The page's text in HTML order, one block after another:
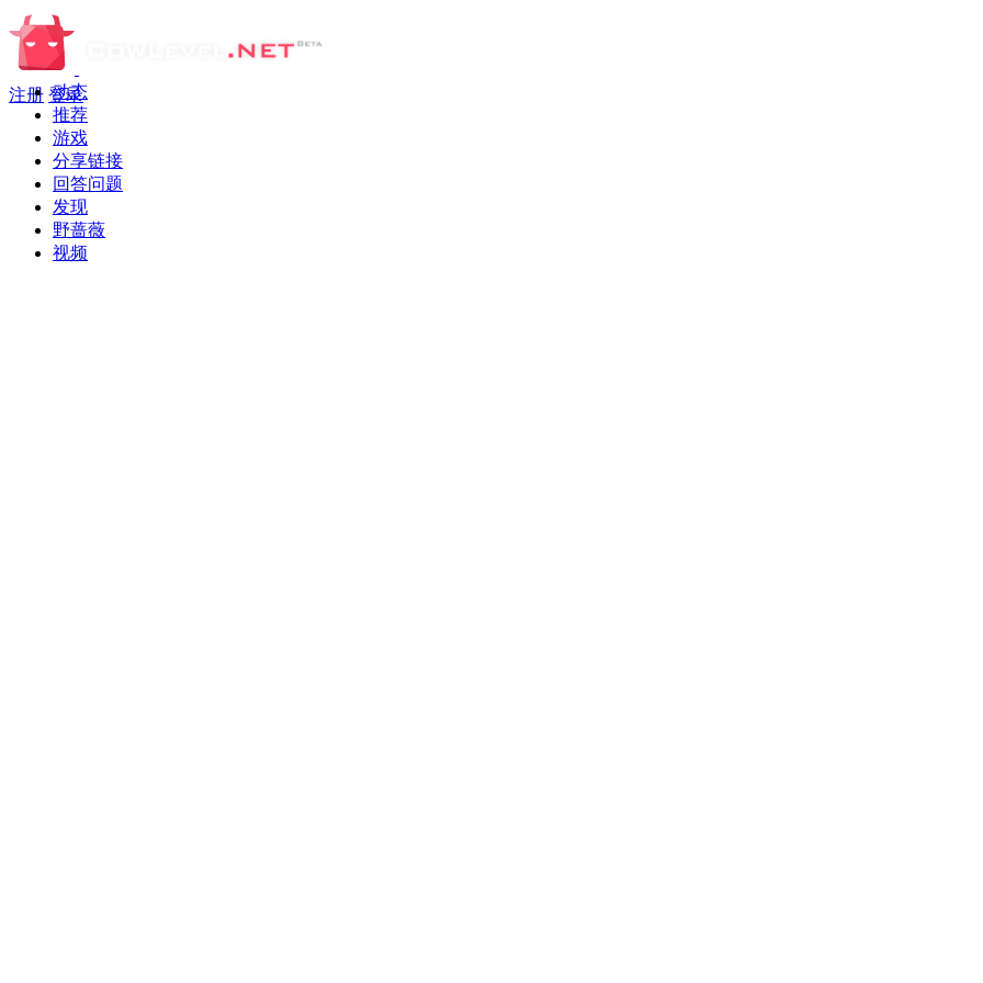
注册 登录
动态
推荐
游戏
分享链接
回答问题
发现
野蔷薇
视频